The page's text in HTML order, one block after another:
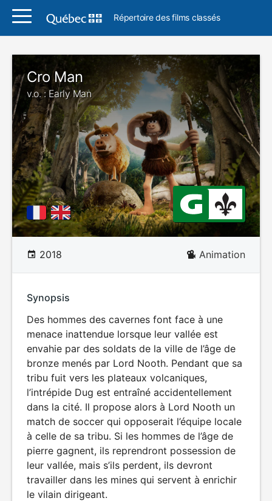
Répertoire des films classés
Cro Man
v.o. : Early Man
2018 Animation
Synopsis
Des hommes des cavernes font face à une
menace inattendue lorsque leur vallée est
envahie par des soldats de la ville de l’âge de
bronze menés par Lord Nooth. Pendant que sa
tribu fuit vers les plateaux volcaniques,
l’intrépide Dug est entraîné accidentellement
dans la cité. Il propose alors à Lord Nooth un
match de soccer qui opposerait l’équipe locale
à celle de sa tribu. Si les hommes de l’âge de
pierre gagnent, ils reprendront possession de
leur vallée, mais s’ils perdent, ils devront
travailler dans les mines qui servent à enrichir
le vilain dirigeant.